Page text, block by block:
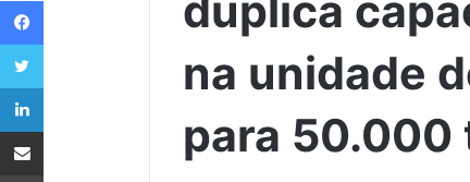
duplica
na unidade
para 50.000
Twitter
Linkedin
Compartilhar via e-mail